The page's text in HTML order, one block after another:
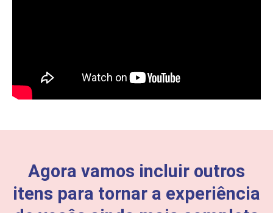
Agora vamos incluir outros
itens para tornar a experiência